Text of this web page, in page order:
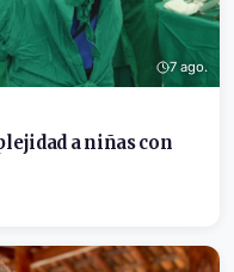
7 ago.
a niñas con